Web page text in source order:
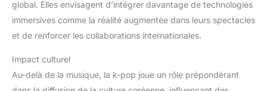
global. Elles envisagent d’intégrer davantage de technologies
immersives comme la réalité augmentée dans leurs spectacles
et de renforcer les collaborations internationales.
Impact culturel
Au-delà de la musique, la k-pop joue un rôle prépondérant